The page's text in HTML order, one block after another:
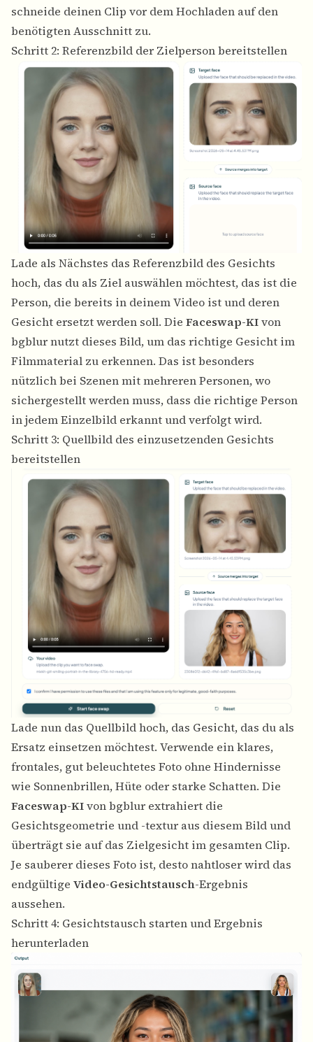
schneide deinen Clip vor dem Hochladen auf den
benötigten Ausschnitt zu.
Schritt 2: Referenzbild der Zielperson bereitstellen
Lade als Nächstes das Referenzbild des Gesichts
hoch, das du als Ziel auswählen möchtest, das ist die
Person, die bereits in deinem Video ist und deren
Gesicht ersetzt werden soll. Die Faceswap-KIvon
bgblur nutzt dieses Bild, um das richtige Gesicht im
Filmmaterial zu erkennen. Das ist besonders
nützlich bei Szenen mit mehreren Personen, wo
sichergestellt werden muss, dass die richtige Person
in jedem Einzelbild erkannt und verfolgt wird.
Schritt 3: Quellbild des einzusetzenden Gesichts
bereitstellen
Lade nun das Quellbild hoch, das Gesicht, das du als
Ersatz einsetzen möchtest. Verwende ein klares,
frontales, gut beleuchtetes Foto ohne Hindernisse
wie Sonnenbrillen, Hüte oder starke Schatten. Die
Faceswap-KIvon bgblur extrahiert die
Gesichtsgeometrie und -textur aus diesem Bild und
überträgt sie auf das Zielgesicht im gesamten Clip.
Je sauberer dieses Foto ist, desto nahtloser wird das
endgültige Video-Gesichtstausch-Ergebnis
aussehen.
Schritt 4: Gesichtstausch starten und Ergebnis
herunterladen